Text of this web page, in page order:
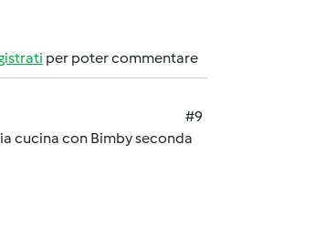
per poter commentare
#9
cucina con Bimby seconda